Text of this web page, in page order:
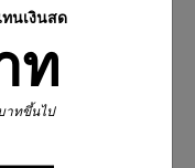
นเงินสด
ท
าทขึ้นไป